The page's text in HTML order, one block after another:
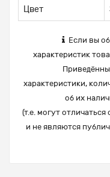
Цвет
Если вы
характеристик
характеристики,
об их
(т.е. могут
и не являются